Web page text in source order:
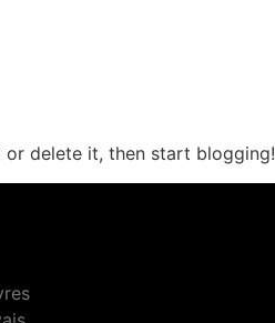
or delete it, then start blogging!